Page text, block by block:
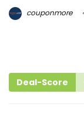
couponmore
Deal-Score